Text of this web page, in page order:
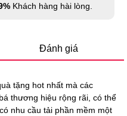
Khách hàng hài lòng.
Đánh giá
tặng hot nhất mà các
thương hiệu rộng rãi, có thể
nhu cầu tải phần mềm một